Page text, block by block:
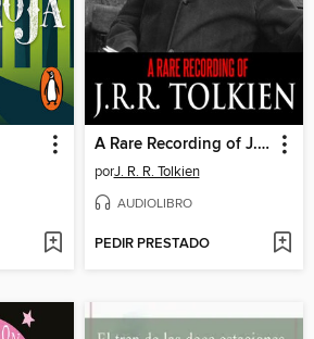
A Rare Recording of J.R.R. Tolkien
porJ. R. R. Tolkien
AUDIOLIBRO
PEDIR PRESTADO